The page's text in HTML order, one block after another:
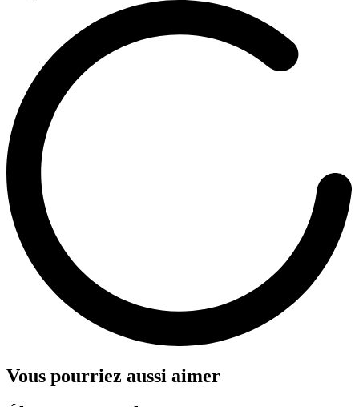
Vous pourriez aussi aimer